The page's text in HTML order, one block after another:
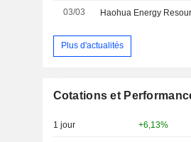
03/03
Plus d'actualités
Cotations et
1 jour +6,13%